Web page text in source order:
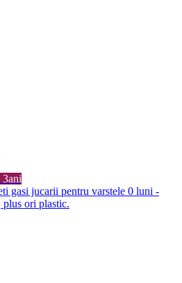
gasi jucarii pentru varstele 0 luni -
ori plastic.